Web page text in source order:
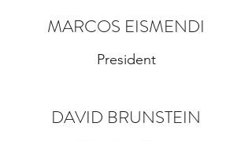
MARCOS EISMENDI
President
DAVID BRUNSTEIN